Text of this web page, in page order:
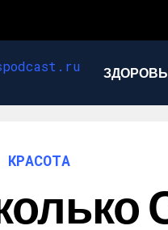
КРАСОТА